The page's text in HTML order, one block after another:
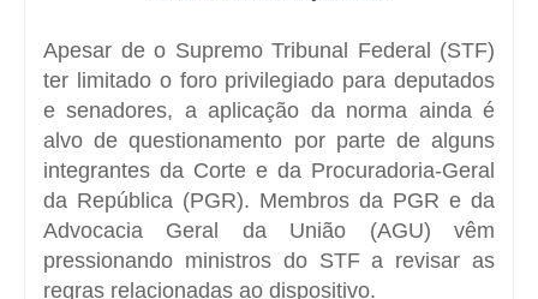
Apesar de o Supremo Tribunal Federal (STF)
ter limitado o foro privilegiado para deputados
e senadores, a aplicação da norma ainda é
alvo de questionamento por parte de alguns
integrantes da Corte e da Procuradoria-Geral
da República (PGR). Membros da PGR e da
Advocacia Geral da União (AGU) vêm
pressionando ministros do STF a revisar as
regras relacionadas ao dispositivo.